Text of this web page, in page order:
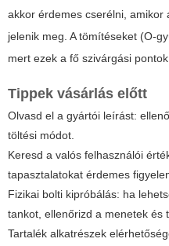
akkor érdemes cserélni,
jelenik meg. A tömítéseket (O-
mert ezek a fő szivárgási pontok.
Tippek vásárlás előtt
Olvasd el a gyártói leírást:
töltési módot.
Keresd a valós felhasználói
tapasztalatokat érdemes
Fizikai bolti kipróbálás: ha
tankot, ellenőrizd a menetek és
Tartalék alkatrészek